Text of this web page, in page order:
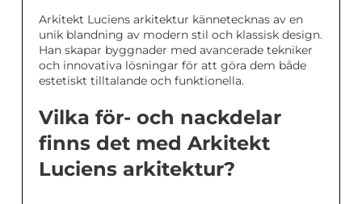
Arkitekt Luciens arkitektur kännetecknas av en
unik blandning av modern stil och klassisk design.
Han skapar byggnader med avancerade tekniker
och innovativa lösningar för att göra dem både
estetiskt tilltalande och funktionella.
Vilka för- och nackdelar
finns det med Arkitekt
Luciens arkitektur?